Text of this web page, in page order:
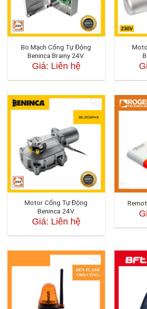
Bo Mạch Cổng Tự Động
Beninca Brainy 24V.
Giá: Liên hệ
Motor Cổng Tự Động
Beninca 24V
Giá: Liên hệ